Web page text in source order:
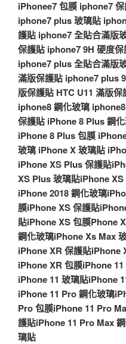
iPhonee7 包膜 iphone7
iphone7 plus 玻璃貼
護貼 iphone7 全貼合滿版
保護貼 iphone7 9H 硬度保
iphone7 plus 全貼合滿版
滿版保護貼 iphone7 plus
版保護貼 HTC U11 滿版保
iphone8 鋼化玻璃
保護貼 iPhone 8 Plus 鋼
iPhone 8 Plus 包膜
玻璃 iPhone X 玻璃貼
iPhone XS Plus 保護貼
XS Plus 玻璃貼iPhone
iPhone 2018 鋼化玻璃
膜iPhone XS 保護貼
貼iPhone XS 包膜Phone
鋼化玻璃iPhone Xs Max
iPhone XR 保護貼iPhone
iPhone XR 包膜iPhone
iPhone 11 玻璃貼iPhone
iPhone 11 Pro 鋼化玻璃
Pro 包膜iPhone 11 Pro
護貼iPhone 11 Pro Max
璃貼